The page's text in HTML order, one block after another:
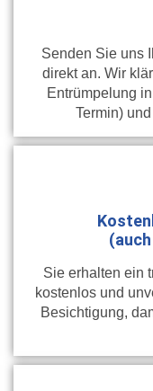
Senden Sie uns
direkt an. Wir
Entrümpelung
Termin)
Sie erhalten ein
kostenlos und
Besichtigung,